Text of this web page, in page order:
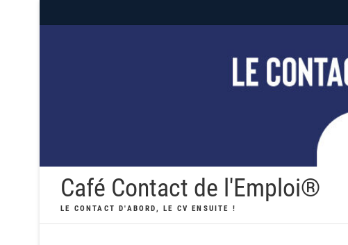
to
Café Contact de l'Emploi®
LE CONTACT D'ABORD, LE CV ENSUITE !